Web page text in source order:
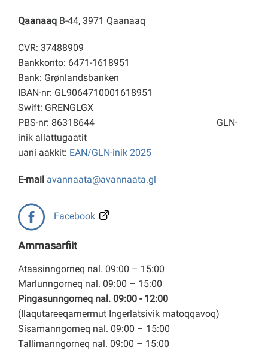
Qaanaaq B-44, 3971 Qaanaaq
CVR: 37488909
Bankkonto: 6471-1618951
Bank: Grønlandsbanken
IBAN-nr: GL9064710001618951
Swift: GRENGLGX
PBS-nr: 86318644 GLN-
inik allattugaatit
uani aakkit: EAN/GLN-inik 2025
E-mail avannaata@avannaata.gl
Facebook
Ammasarfiit
Ataasinngorneq nal. 09:00 – 15:00
Marlunngorneq nal. 09:00 – 15:00
Pingasunngorneq nal. 09:00 - 12:00
(Ilaqutareeqarnermut Ingerlatsivik matoqqavoq)
Sisamanngorneq nal. 09:00 – 15:00
Tallimanngorneq nal. 09:00 – 15:00